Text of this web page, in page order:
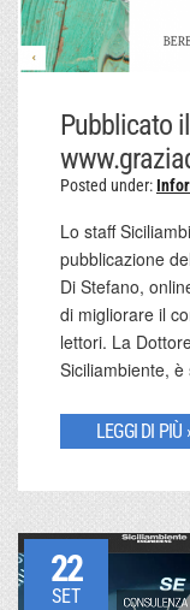
Pubblicato
Posted under:
Lo staff
pubblicazione
Di Stefano,
di migliorare il
lettori. La
Siciliambiente,
LEGGI DI PIÙ
22
SET